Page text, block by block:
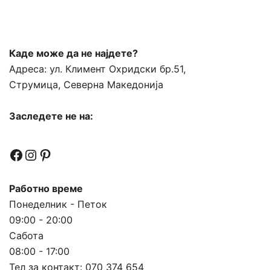
Каде може да не најдете?
Адреса: ул. Климент Охридски бр.51,
Струмица, Северна Македонија
Заследете не на:
Facebook
Instagram
Pinterest
Работно време
Понеделник - Петок
09:00 - 20:00
Сабота
08:00 - 17:00
Тел за контакт: 070 374 654